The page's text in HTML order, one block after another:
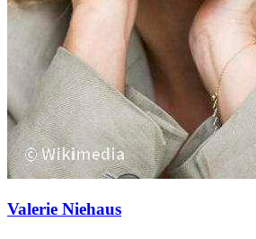
Valerie Niehaus